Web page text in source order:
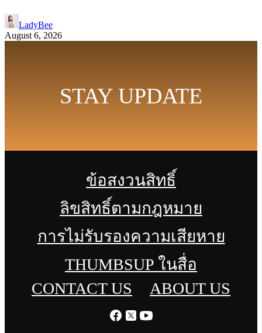
LadyBee
August 6, 2026
STAY UPDATE
ข้อสงวนสิทธิ์
ลิขสิทธิ์ตามกฎหมาย
การไม่รับรองความเสียหาย
THUMBSUP ในสื่อ
CONTACT US
ABOUT US